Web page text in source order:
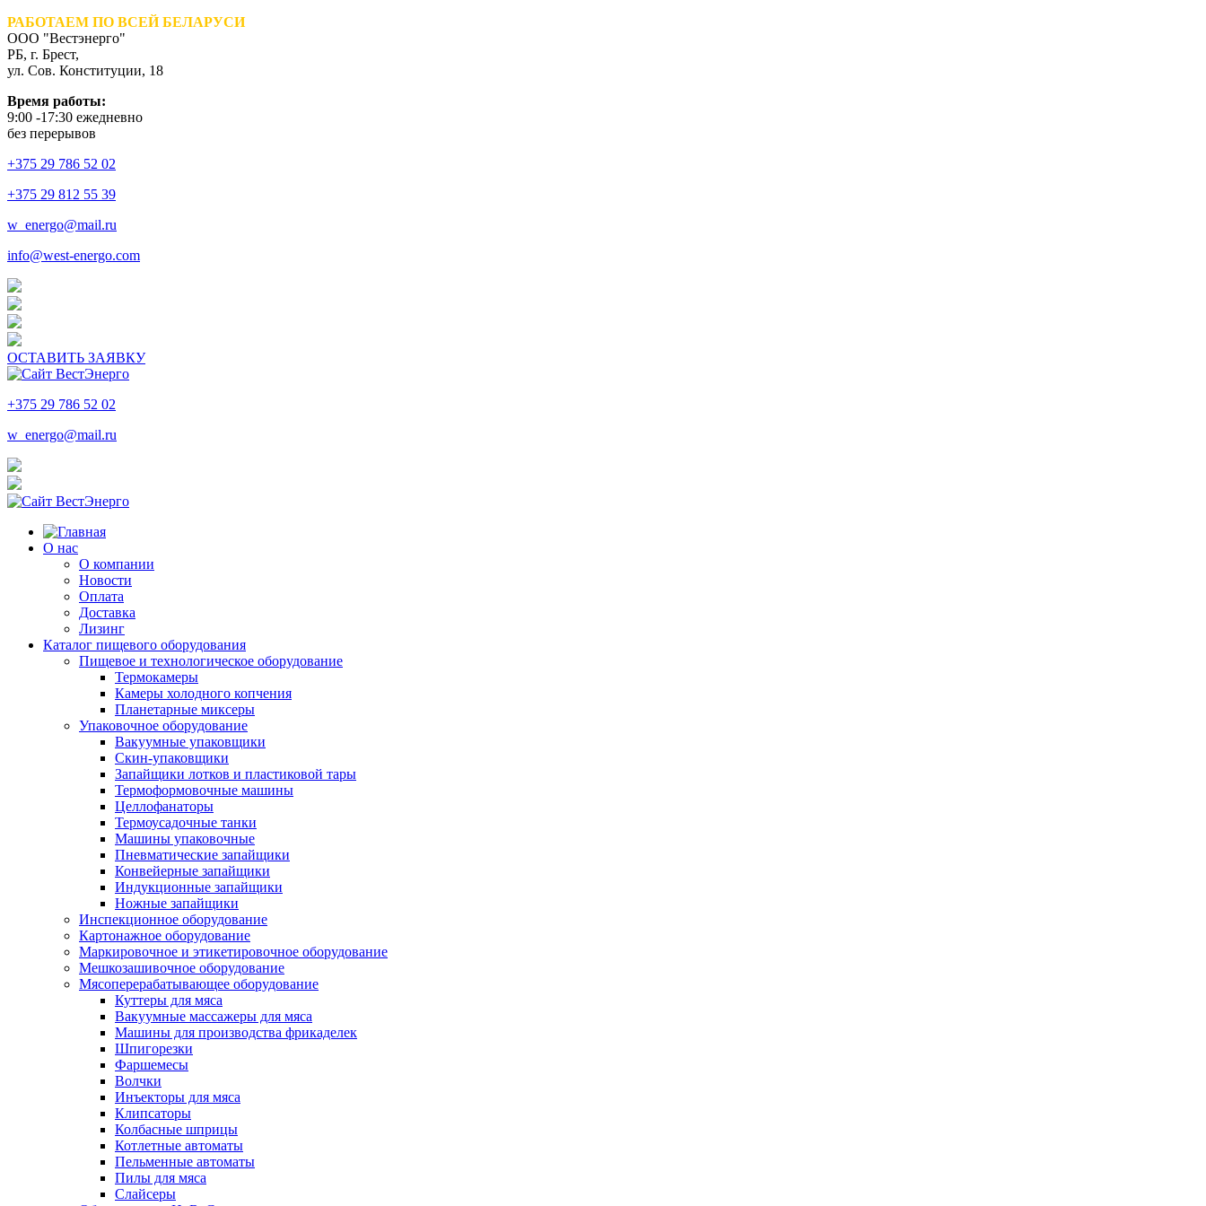
РАБОТАЕМ ПО ВСЕЙ БЕЛАРУСИ
ООО "Вестэнерго"
РБ, г. Брест,
ул. Сов. Конституции, 18
Время работы:
9:00 -17:30 ежедневно
без перерывов
+375 29 786 52 02
+375 29 812 55 39
w_energo@mail.ru
info@west-energo.com
ОСТАВИТЬ ЗАЯВКУ
+375 29 786 52 02
w_energo@mail.ru
О нас
О компании
Новости
Оплата
Доставка
Лизинг
Каталог пищевого оборудования
Пищевое и технологическое оборудование
Термокамеры
Камеры холодного копчения
Планетарные миксеры
Упаковочное оборудование
Вакуумные упаковщики
Скин-упаковщики
Запайщики лотков и пластиковой тары
Термоформовочные машины
Целлофанаторы
Термоусадочные танки
Машины упаковочные
Пневматические запайщики
Конвейерные запайщики
Индукционные запайщики
Ножные запайщики
Инспекционное оборудование
Картонажное оборудование
Маркировочное и этикетировочное оборудование
Мешкозашивочное оборудование
Мясоперерабатывающее оборудование
Куттеры для мяса
Вакуумные массажеры для мяса
Машины для производства фрикаделек
Шпигорезки
Фаршемесы
Волчки
Инъекторы для мяса
Клипсаторы
Колбасные шприцы
Котлетные автоматы
Пельменные автоматы
Пилы для мяса
Слайсеры